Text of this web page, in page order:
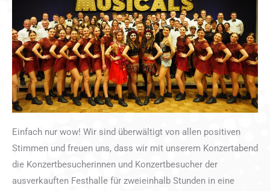
Einfach nur wow! Wir sind überwältigt von allen positiven
Stimmen und freuen uns, dass wir mit unserem Konzertabend
die Konzertbesucherinnen und Konzertbesucher der
ausverkauften Festhalle für zweieinhalb Stunden in eine